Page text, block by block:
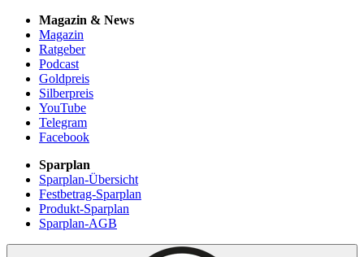
Magazin & News
Magazin
Ratgeber
Podcast
Goldpreis
Silberpreis
YouTube
Telegram
Facebook
Sparplan
Sparplan-Übersicht
Festbetrag-Sparplan
Produkt-Sparplan
Sparplan-AGB